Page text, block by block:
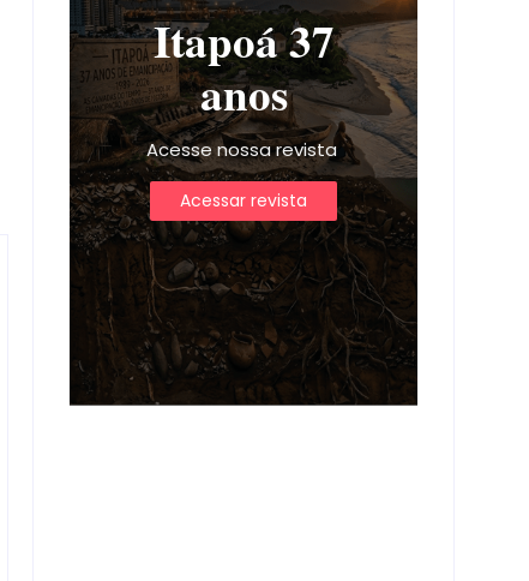
Itapoá 37
anos
Acesse nossa revista
Acessar revista